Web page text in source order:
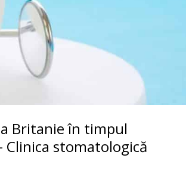
Britanie în timpul
Clinica stomatologică